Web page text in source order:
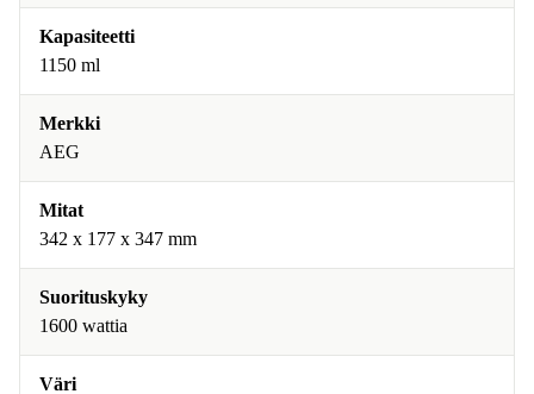
Kapasiteetti
1150 ml
Merkki
AEG
Mitat
342 x 177 x 347 mm
Suorituskyky
1600 wattia
Väri